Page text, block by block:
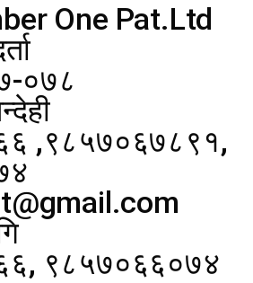
One Pat.Ltd
०७८
,९८५७०६७८९१,
९८५७०६६०७४